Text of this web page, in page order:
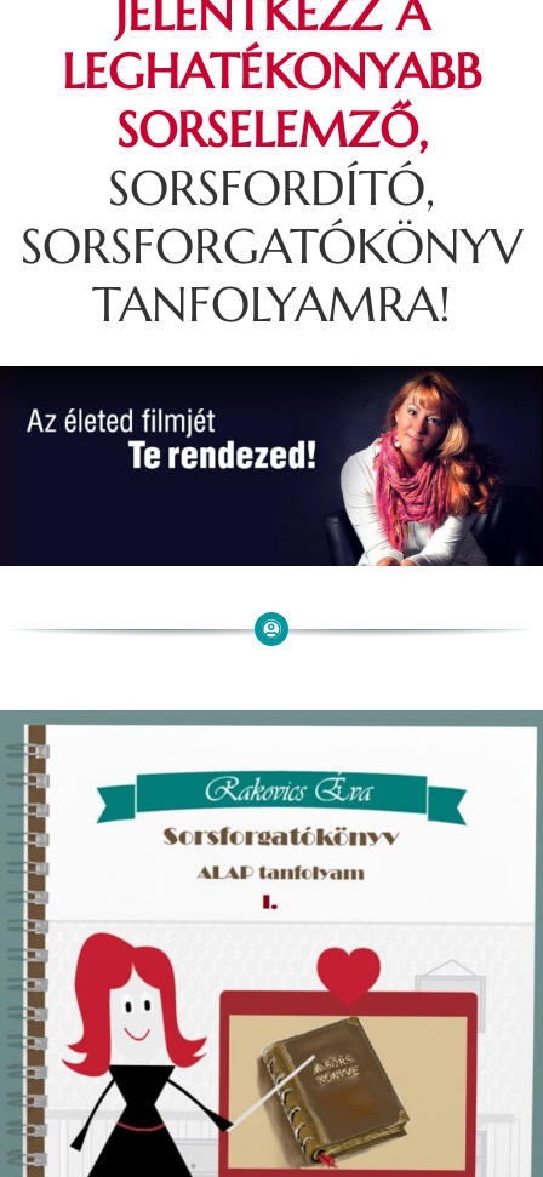
JELENTKEZZ A
LEGHATÉKONYABB
SORSELEMZŐ,
SORSFORDÍTÓ,
SORSFORGATÓKÖNYV
TANFOLYAMRA!